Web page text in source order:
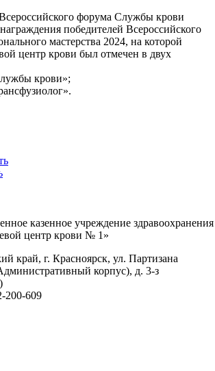
форума Службы крови
победителей Всероссийского
мастерства 2024, на которой
центр крови был отмечен в двух
крови»;
казенное учреждение здравоохранения
центр крови № 1»
край, г. Красноярск, ул. Партизана
корпус), д. 3-з
200-609